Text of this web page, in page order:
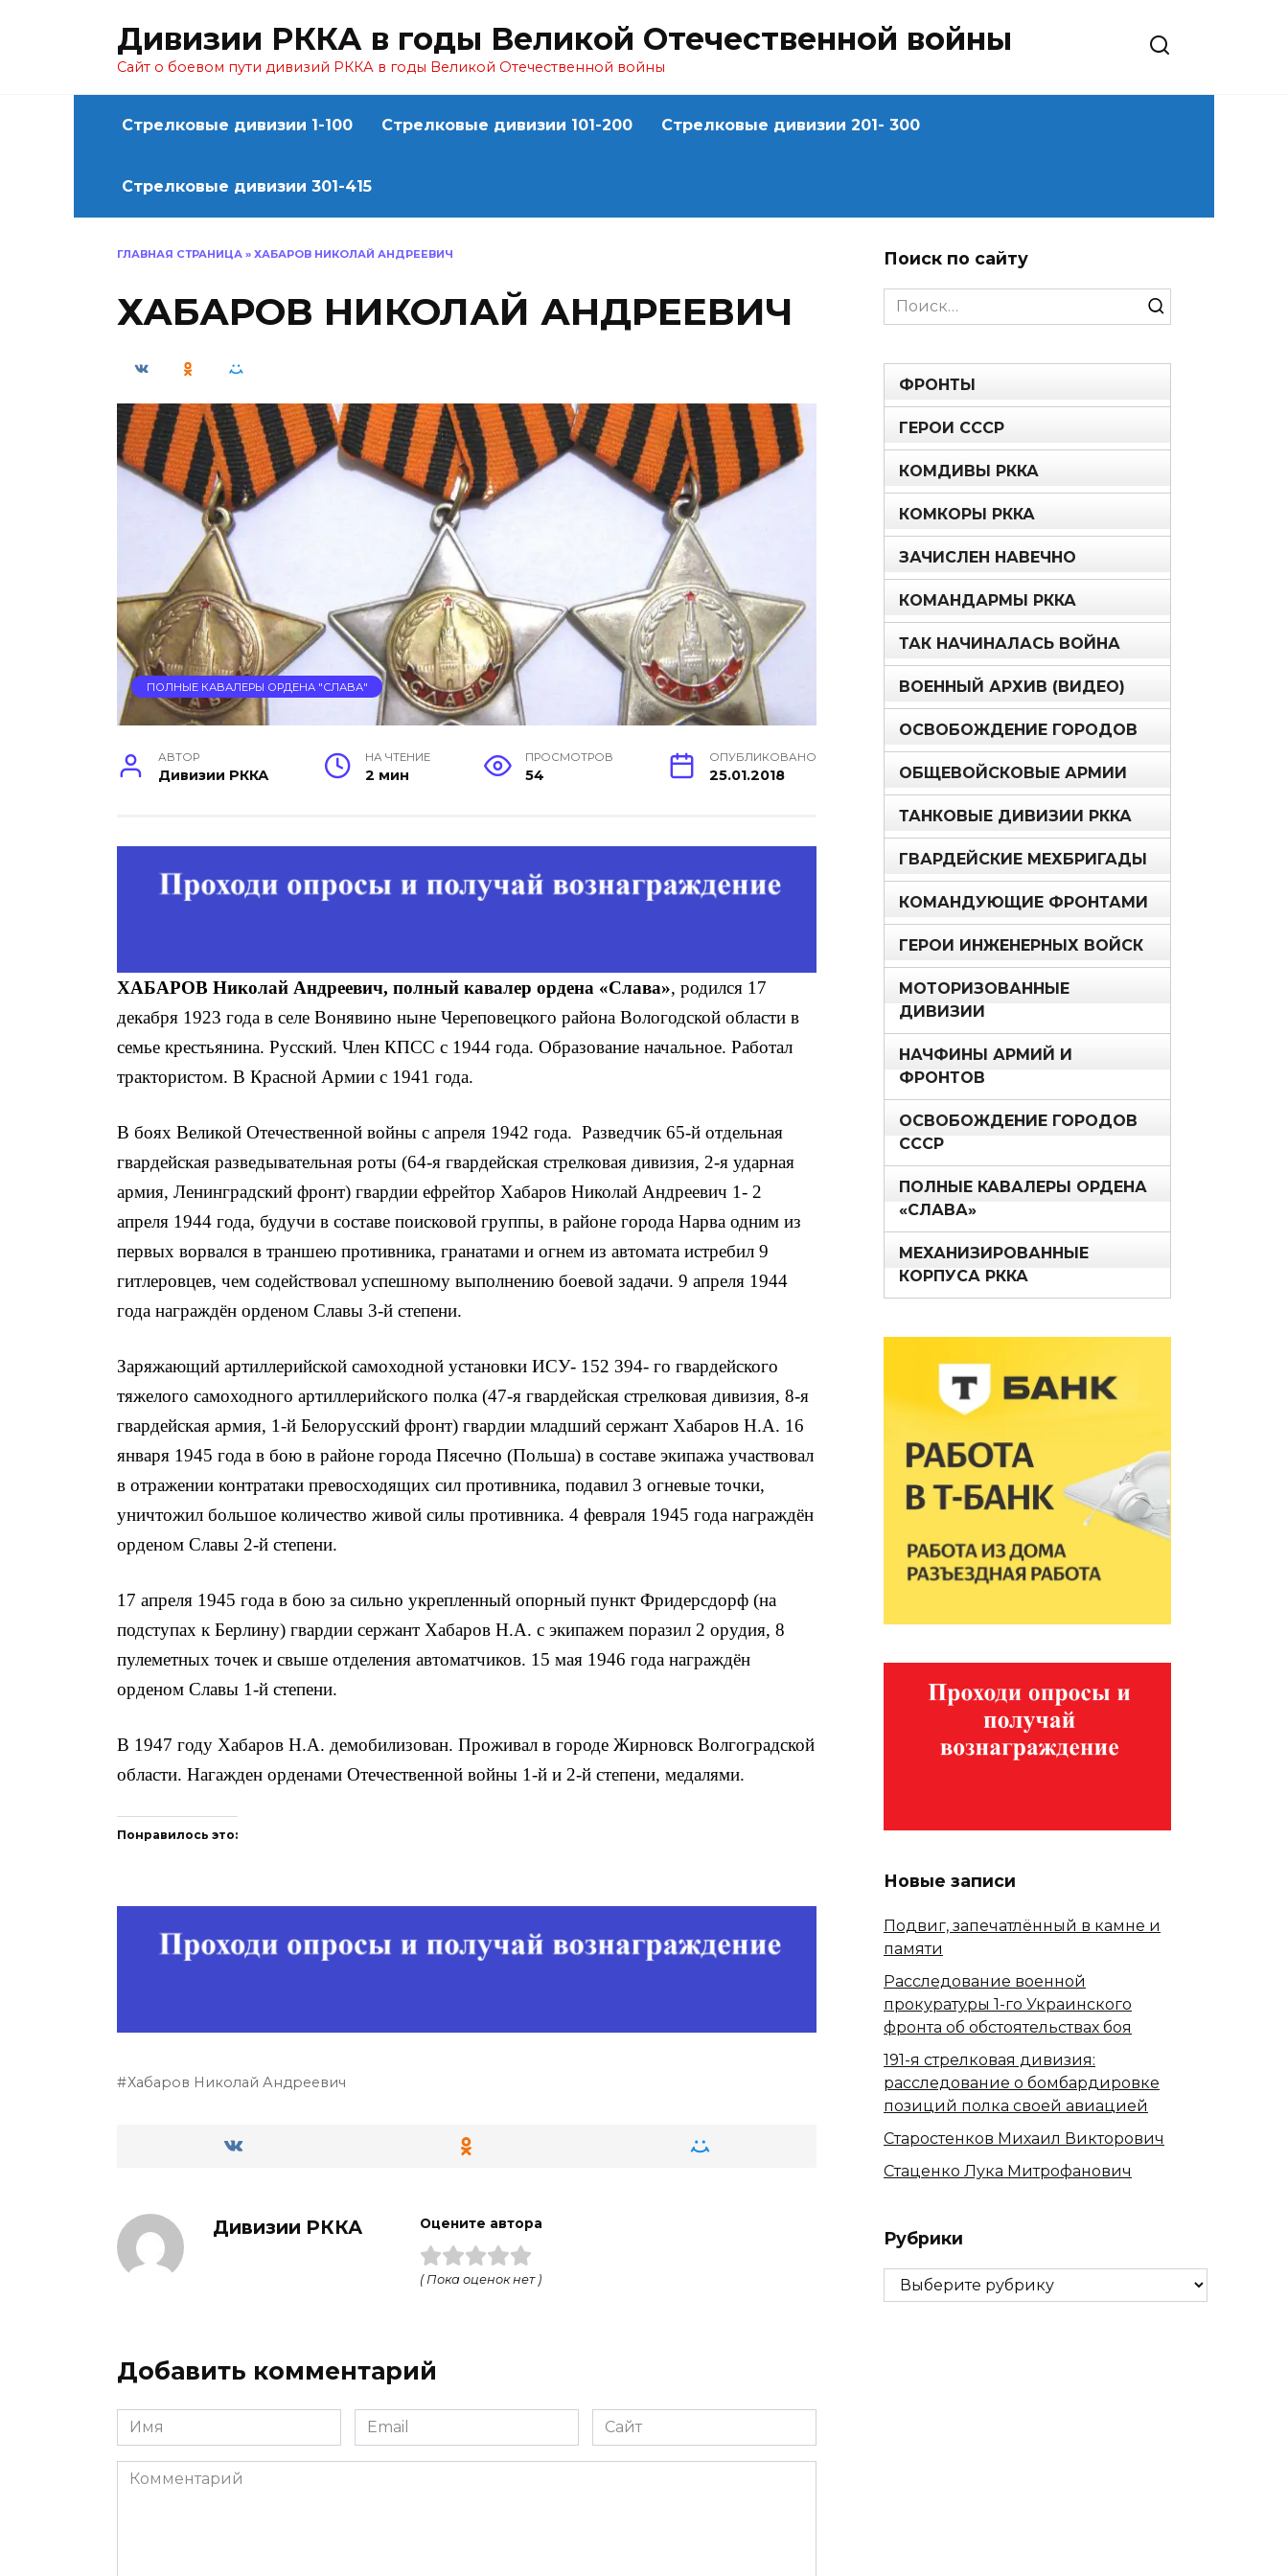
Дивизии РККА в годы Великой Отечественной войны
Сайт о боевом пути дивизий РККА в годы Великой Отечественной войны
Стрелковые дивизии 1-100 Стрелковые дивизии 101-200 Стрелковые дивизии 201- 300
Стрелковые дивизии 301-415
ГЛАВНАЯ СТРАНИЦА » ХАБАРОВ НИКОЛАЙ АНДРЕЕВИЧ
ХАБАРОВ НИКОЛАЙ АНДРЕЕВИЧ
ПОЛНЫЕ КАВАЛЕРЫ ОРДЕНА "СЛАВА"
АВТОР
Дивизии РККА
НА ЧТЕНИЕ
2 мин
ПРОСМОТРОВ
54
ОПУБЛИКОВАНО
25.01.2018
ХАБАРОВ Николай Андреевич, полный кавалер ордена «Слава», родился 17
декабря 1923 года в селе Вонявино ныне Череповецкого района Вологодской области в
семье крестьянина. Русский. Член КПСС с 1944 года. Образование началь­ное. Работал
трактористом. В Красной Ар­мии с 1941 года.
В боях Великой Отечественной войны с апреля 1942 года. Разведчик 65-й отдельная
гвардейская разведывательная роты (64-я гвардейская стрелковая дивизия, 2-я ударная
ар­мия, Ленинградский фронт) гвардии ефрейтор Xабаров Николай Андреевич 1- 2
апреля 1944 года, будучи в составе поисковой группы, в районе города Нарва одним из
первых ворвался в траншею противника, гранатами и огнем из автомата истре­бил 9
гитлеровцев, чем содействовал успешному выполнению боевой зада­чи. 9 апреля 1944
года награждён орденом Славы 3-й степени.
Заря­жающий артиллерийской самоходной установки ИСУ- 152 394- го гвардейского
тяжелого самоходного артиллерийского по­лка (47-я гвардейская стрелковая дивизия, 8-я
гвардейская армия, 1-й Белорусский фронт) гвардии младший сержант Xабаров Н.А. 16
января 1945 года в бою в районе города Пясечно (Польша) в составе экипажа участво­вал
в отражении контратаки превос­ходящих сил противника, подавил 3 огневые точки,
уничтожил большое количество живой силы противника. 4 февраля 1945 года награждён
орденом Славы 2-й степени.
17 апреля 1945 года в бою за сильно укрепленный опорный пункт Фридерсдорф (на
подступах к Берлину) гвардии сержант Xабаров Н.А. с экипажем поразил 2 орудия, 8
пулеметных точек и свыше отделения автоматчиков. 15 мая 1946 года награждён
орденом Славы 1-й степени.
В 1947 году Xабаров Н.А. демобилизован. Проживал в городе Жирновск Волгоградской
области. Нагажден орденами Отечественной войны 1-й и 2-й степени, медалями.
Понравилось это:
Хабаров Николай Андреевич
Дивизии РККА Оцените автора
( Пока оценок нет )
Добавить комментарий
Имя Email Сайт
Комментарий
Поиск по сайту
Search
for:
ФРОНТЫ
ГЕРОИ СССР
КОМДИВЫ РККА
КОМКОРЫ РККА
ЗАЧИСЛЕН НАВЕЧНО
КОМАНДАРМЫ РККА
ТАК НАЧИНАЛАСЬ ВОЙНА
ВОЕННЫЙ АРХИВ (ВИДЕО)
ОСВОБОЖДЕНИЕ ГОРОДОВ
ОБЩЕВОЙСКОВЫЕ АРМИИ
ТАНКОВЫЕ ДИВИЗИИ РККА
ГВАРДЕЙСКИЕ МЕХБРИГАДЫ
КОМАНДУЮЩИЕ ФРОНТАМИ
ГЕРОИ ИНЖЕНЕРНЫХ ВОЙСК
МОТОРИЗОВАННЫЕ
ДИВИЗИИ
НАЧФИНЫ АРМИЙ И
ФРОНТОВ
ОСВОБОЖДЕНИЕ ГОРОДОВ
СССР
ПОЛНЫЕ КАВАЛЕРЫ ОРДЕНА
«СЛАВА»
МЕХАНИЗИРОВАННЫЕ
КОРПУСА РККА
Новые записи
Подвиг, запечатлённый в камне и
памяти
Расследование военной
прокуратуры 1-го Украинского
фронта об обстоятельствах боя
191-я стрелковая дивизия:
расследование о бомбардировке
позиций полка своей авиацией
Старостенков Михаил Викторович
Стаценко Лука Митрофанович
Рубрики
Рубрики